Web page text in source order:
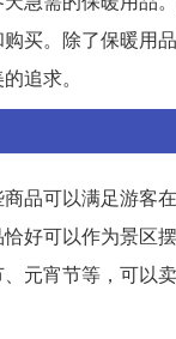
买。除了保暖用品
追求。
品可以满足游客
好可以作为景区
元宵节等，可以